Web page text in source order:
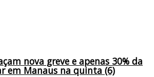
nova greve e apenas 30% da
em Manaus na quinta (6)